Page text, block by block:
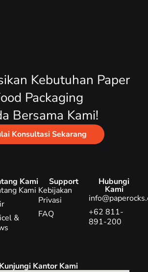
Kebutuhan Paper
Packaging
Bersama Kami!
Konsultasi Sekarang
Kami
Kami
&
Support
Kebijakan
Privasi
FAQ
Hubungi
Kami
+62 811-
891-200
Kunjungi Kantor Kami